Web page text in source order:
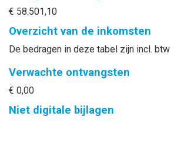
€ 58.501,10
Overzicht van de inkomsten
De bedragen in deze tabel zijn incl. btw
Verwachte ontvangsten
€ 0,00
Niet digitale bijlagen